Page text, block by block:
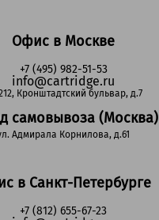
Офис в Москве
+7 (495) 982-51-53
info@cartridge.ru
Кронштадтский бульвар, д.7
самовывоза (Москва)
Адмирала Корнилова, д.61
в Санкт-Петербурге
+7 (812) 655-67-23